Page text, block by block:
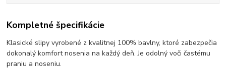
Kompletné špecifikácie
Klasické slipy vyrobené z kvalitnej 100% bavlny, ktoré zabezpečia
dokonalý komfort nosenia na každý deň. Je odolný voči častému
praniu a noseniu.